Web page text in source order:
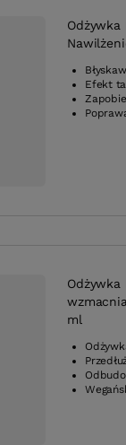
Odżywka
Efekt
Odżywka
ml